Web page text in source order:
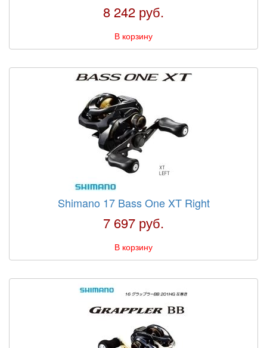
8 242 руб.
В корзину
Shimano 17 Bass One XT Right
7 697 руб.
В корзину